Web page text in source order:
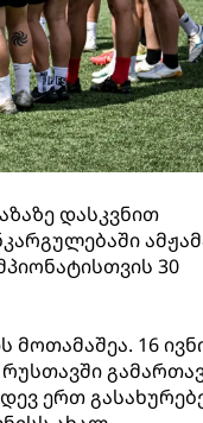
დასკვნით
30
მოთამაშეა. 16
ერთ